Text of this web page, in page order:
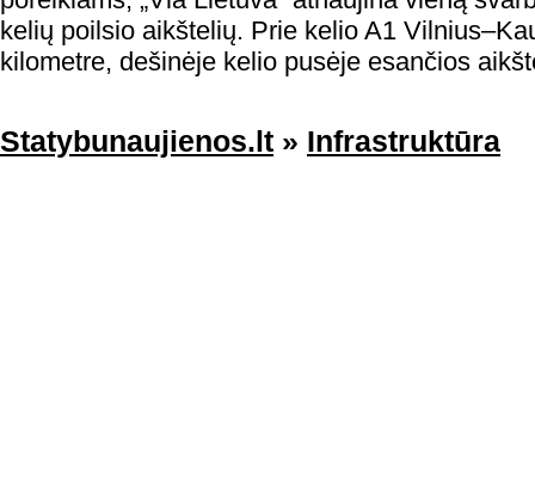
kelių poilsio aikštelių. Prie kelio A1
kilometre, dešinėje kelio pusėje esančios
Statybunaujienos.lt » Infrastruktūra